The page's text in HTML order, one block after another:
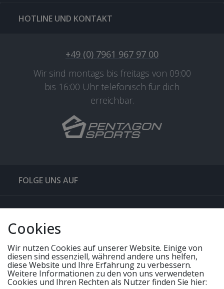
HOTLINE UND KONTAKT
+49 (0) 7961 967 97 00
Wir sind montags bis freitags von 09:00
bis 16:00 Uhr telefonisch für dich
erreichbar.
FOLGE UNS AUF
QUICKLINKS & TIPPS
UNSERE ANGEBOTE
Cookies
Wir nutzen Cookies auf unserer Website. Einige von
diesen sind essenziell, während andere uns helfen,
diese Website und Ihre Erfahrung zu verbessern.
Weitere Informationen zu den von uns verwendeten
Cookies und Ihren Rechten als Nutzer finden Sie hier: